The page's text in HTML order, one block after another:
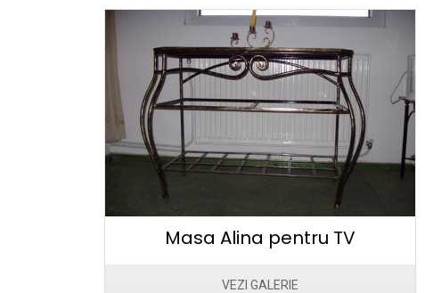
Masa Alina pentru TV
VEZI GALERIE